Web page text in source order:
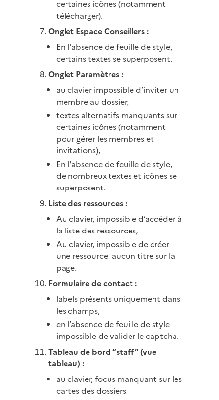
certaines icônes (notamment
télécharger).
Onglet Espace Conseillers :
En l'absence de feuille de style,
certains textes se superposent.
Onglet Paramètres :
au clavier impossible d’inviter un
membre au dossier,
textes alternatifs manquants sur
certaines icônes (notamment
pour gérer les membres et
invitations),
En l'absence de feuille de style,
de nombreux textes et icônes se
superposent.
Liste des ressources :
Au clavier, impossible d’accéder à
la liste des ressources,
Au clavier, impossible de créer
une ressource, aucun titre sur la
page.
Formulaire de contact :
labels présents uniquement dans
les champs,
en l’absence de feuille de style
impossible de valider le captcha.
Tableau de bord “staff” (vue
tableau) :
au clavier, focus manquant sur les
cartes des dossiers